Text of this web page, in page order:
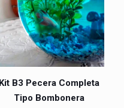
Kit B3 Pecera Completa
Tipo Bombonera